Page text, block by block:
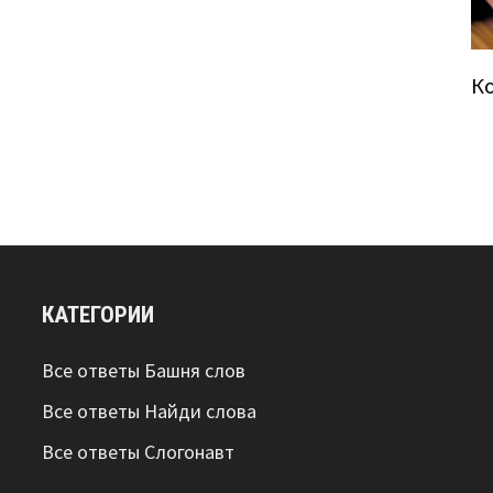
КАТЕГОРИИ
Все ответы Башня слов
Все ответы Найди слова
Все ответы Слогонавт